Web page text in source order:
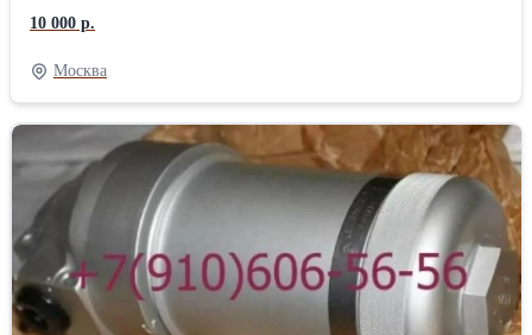
Р-852; Радиостанция Р-855УМ; Радиостанция Баклан-20;
Радиостанция Баклан-5; Продам: Радиостанция Ландыш-5;
Радиостанция Р-863; Преобразователь однофазный ПОС-1000Б;
Блок сбора полётной информации БСПИ-4-2; Продам:
Автоматический Радиокомпас АРК-15М; Речевой информатор
РИ-65-10; Магнитафон П-503БС; Автоматический Радиокомпас
АРК-УД; Продам: Блок регулирования напряжения
БРН120Т5А-2С; Блок регулирования защиты БРЗУ115ВО; Блок
регулирования защиты БРЗУ115В-2С; Блок контроля крена
БКК-18; Продам: Блок контроля крена БКК-18БР; Блок защиты и
управления БЗУ-376СБ; Блок усилителей БКН-115В;
Вычислитель продольного канала ВПК-12-05 2С; Продам:
Вычислитель продольного канала ВБК-12-05 2С; Блок
гиромагнитного курса БГМК-6; Блок согласование курса СК-4;
10 000 р.
Москва